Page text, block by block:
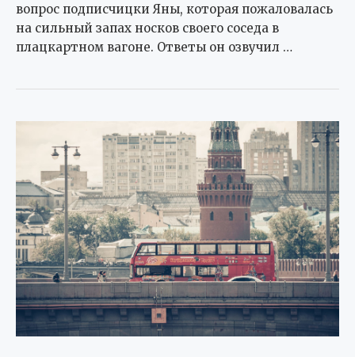
вопрос подписчицки Яны, которая пожаловалась
на сильный запах носков своего соседа в
плацкартном вагоне. Ответы он озвучил …